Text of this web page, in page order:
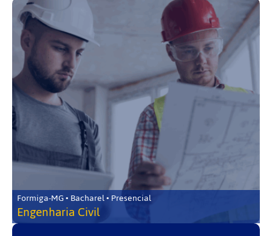
Formiga-MG • Bacharel • Presencial
Engenharia Civil